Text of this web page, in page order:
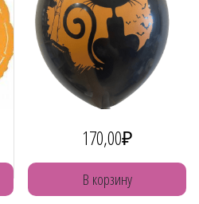
170,00₽
В корзину